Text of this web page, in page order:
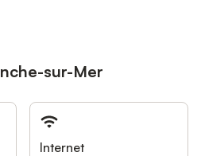
sur-Mer
Internet